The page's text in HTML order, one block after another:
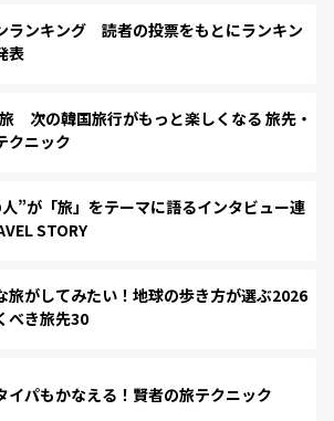
ランキング 読者の投票をもとにランキン
表
次の韓国旅行がもっと楽しくなる 旅先・
クニック
”が「旅」をテーマに語るインタビュー連
STORY
旅がしてみたい！地球の歩き方が選ぶ2026
べき旅先30
イパもかなえる！賢者の旅テクニック